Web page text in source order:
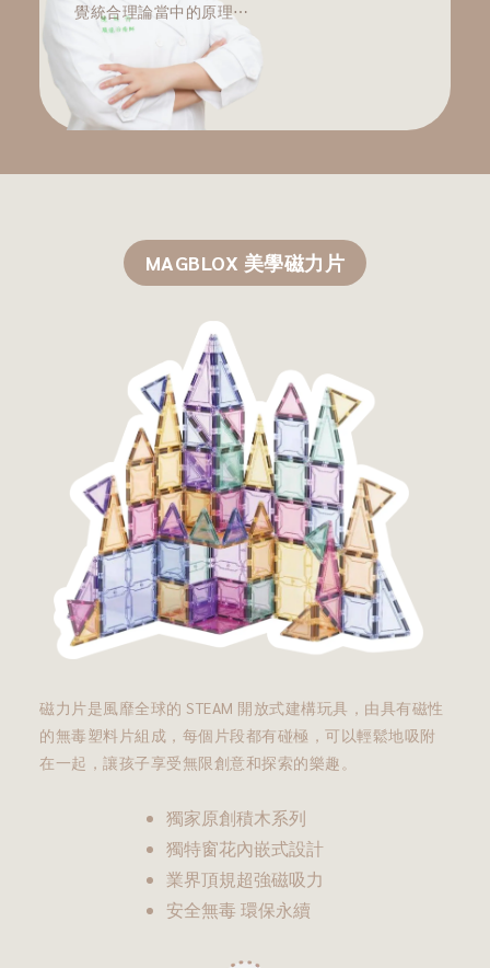
覺統合理論當中的原理⋯
了解更多
MAGBLOX 美學磁力片
磁力片是風靡全球的 STEAM 開放式建構玩具，由具有磁性
的無毒塑料片組成，每個片段都有碰極，可以輕鬆地吸附
在一起，讓孩子享受無限創意和探索的樂趣。
獨家原創積木系列
獨特窗花內嵌式設計
業界頂規超強磁吸力
安全無毒 環保永續